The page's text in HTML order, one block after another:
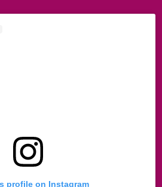
profile on Instagram